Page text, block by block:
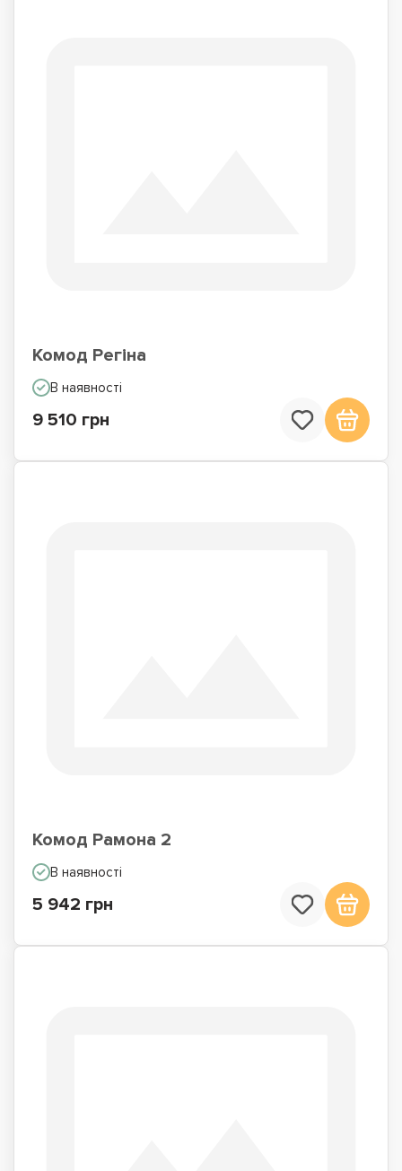
Комод Регіна
В наявності
9 510 грн
Комод Рамона 2
В наявності
5 942 грн